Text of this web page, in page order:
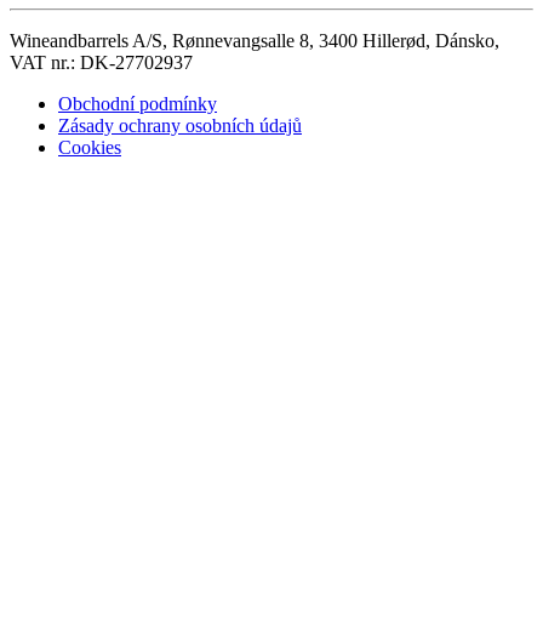
Wineandbarrels A/S, Rønnevangsalle 8, 3400 Hillerød, Dánsko,
VAT nr.: DK-27702937
Obchodní podmínky
Zásady ochrany osobních údajů
Cookies